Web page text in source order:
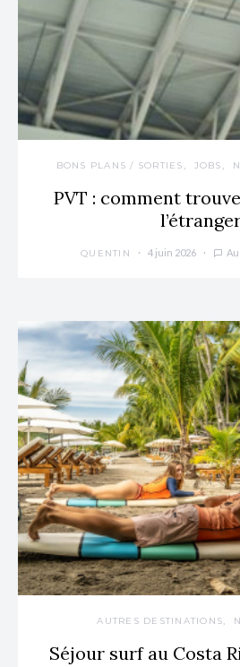
BONS PLANS / SORTIES JOBS
PVT : comment
QUENTIN 4 juin 2026
AUTRES DESTINATIONS
Séjour surf au Costa